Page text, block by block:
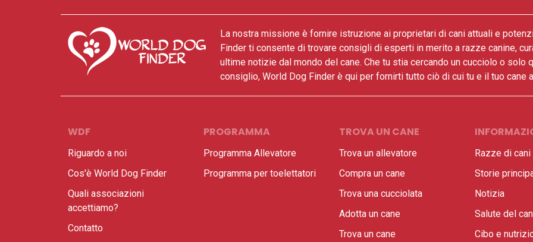
La nostra missione è fornire istruzione ai proprietari di cani attuali e
Finder ti consente di trovare consigli di esperti in merito a razze canine,
ultime notizie dal mondo del cane. Che tu stia cercando un cucciolo o solo
consiglio, World Dog Finder è qui per fornirti tutto ciò di cui tu e il tuo cane
WDF
Riguardo a noi
Cos'è World Dog Finder
Quali associazioni
accettiamo?
Contatto
PROGRAMMA
Programma Allevatore
Programma per toelettatori
TROVA UN CANE
Trova un allevatore
Compra un cane
Trova una cucciolata
Adotta un cane
Trova un cane
Razze di cani
Storie
Notizia
Salute del
Cibo e